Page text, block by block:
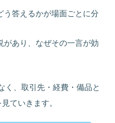
う答えるかが場面ごとに分
があり、なぜその一言が効
く、取引先・経費・備品と
ていきます。